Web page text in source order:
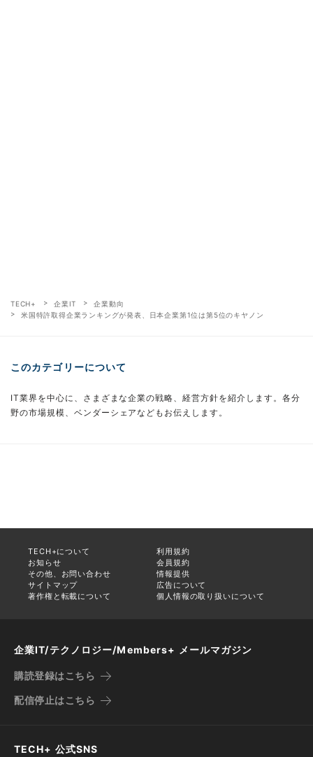
TECH+ 企業IT
企業動向
米国特許取得企業ランキングが発表、日本企業第1位は第5位のキヤノン
このカテゴリーについて
IT業界を中心に、さまざまな企業の戦略、経営方針を紹介します。各分
野の市場規模、ベンダーシェアなどもお伝えします。
TECH+について
利用規約
お知らせ
会員規約
その他、お問い合わせ
情報提供
サイトマップ
広告について
著作権と転載について
個人情報の取り扱いについて
企業IT/テクノロジー/Members+ メールマガジン
購読登録はこちら
配信停止はこちら
TECH+ 公式SNS